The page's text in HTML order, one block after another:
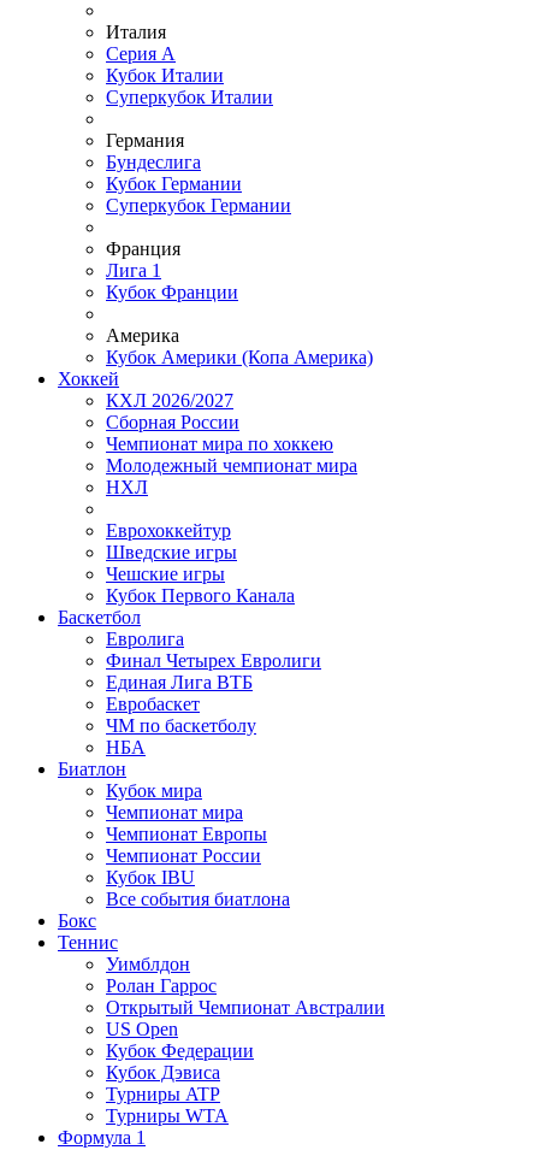
Италия
Серия А
Кубок Италии
Суперкубок Италии
Германия
Бундеслига
Кубок Германии
Суперкубок Германии
Франция
Лига 1
Кубок Франции
Америка
Кубок Америки (Копа Америка)
Хоккей
КХЛ 2026/2027
Сборная России
Чемпионат мира по хоккею
Молодежный чемпионат мира
НХЛ
Еврохоккейтур
Шведские игры
Чешские игры
Кубок Первого Канала
Баскетбол
Евролига
Финал Четырех Евролиги
Единая Лига ВТБ
Евробаскет
ЧМ по баскетболу
НБА
Биатлон
Кубок мира
Чемпионат мира
Чемпионат Европы
Чемпионат России
Кубок IBU
Все события биатлона
Бокс
Теннис
Уимблдон
Ролан Гаррос
Открытый Чемпионат Австралии
US Open
Кубок Федерации
Кубок Дэвиса
Турниры ATP
Турниры WTA
Формула 1